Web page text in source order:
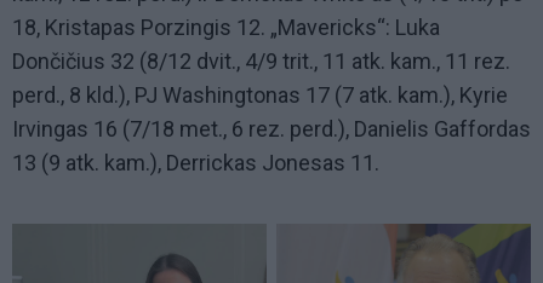
18, Kristapas Porzingis 12. „Mavericks“: Luka
Dončičius 32 (8/12 dvit., 4/9 trit., 11 atk. kam., 11 rez.
perd., 8 kld.), PJ Washingtonas 17 (7 atk. kam.), Kyrie
Irvingas 16 (7/18 met., 6 rez. perd.), Danielis Gaffordas
13 (9 atk. kam.), Derrickas Jonesas 11.